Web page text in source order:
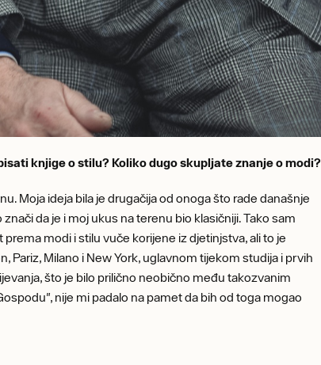
knjige o stilu? Koliko dugo skupljate znanje o modi?
Moja ideja bila je drugačija od onoga što rade današnje
da je i moj ukus na terenu bio klasičniji. Tako sam
modi i stilu vuče korijene iz djetinjstva, ali to je
Milano i New York, uglavnom tijekom studija i prvih
što je bilo prilično neobično među takozvanim
nije mi padalo na pamet da bih od toga mogao